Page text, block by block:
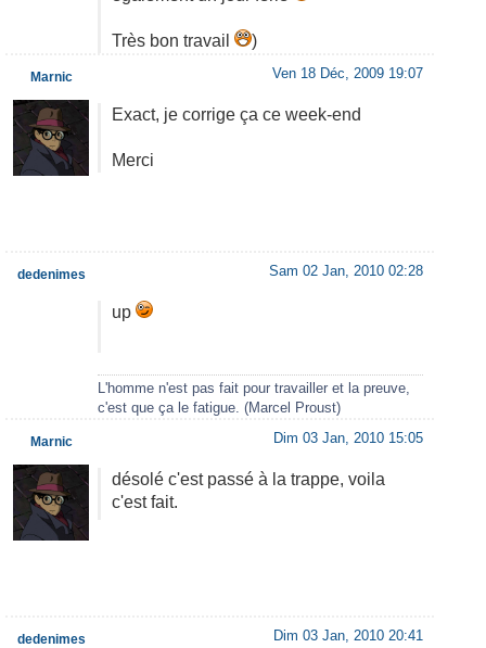
Très bon travail )
Ven 18 Déc, 2009 19:07
Exact, je corrige ça ce week-end
Merci
Marnic
Sam 02 Jan, 2010 02:28
up
L'homme n'est pas fait pour travailler et la preuve,
c'est que ça le fatigue. (Marcel Proust)
dedenimes
Dim 03 Jan, 2010 15:05
désolé c'est passé à la trappe, voila
c'est fait.
Marnic
Dim 03 Jan, 2010 20:41
dedenimes